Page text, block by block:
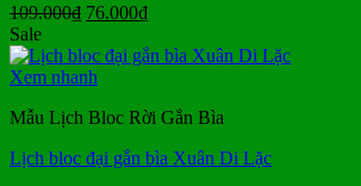
109.000₫ Giá
là:
109.000₫.
76.000₫Giá
tại
Sale
Xem nhanh
Mẫu Lịch Bloc Rời Gắn Bìa
Lịch bloc đại gắn bìa Xuân Di Lặc